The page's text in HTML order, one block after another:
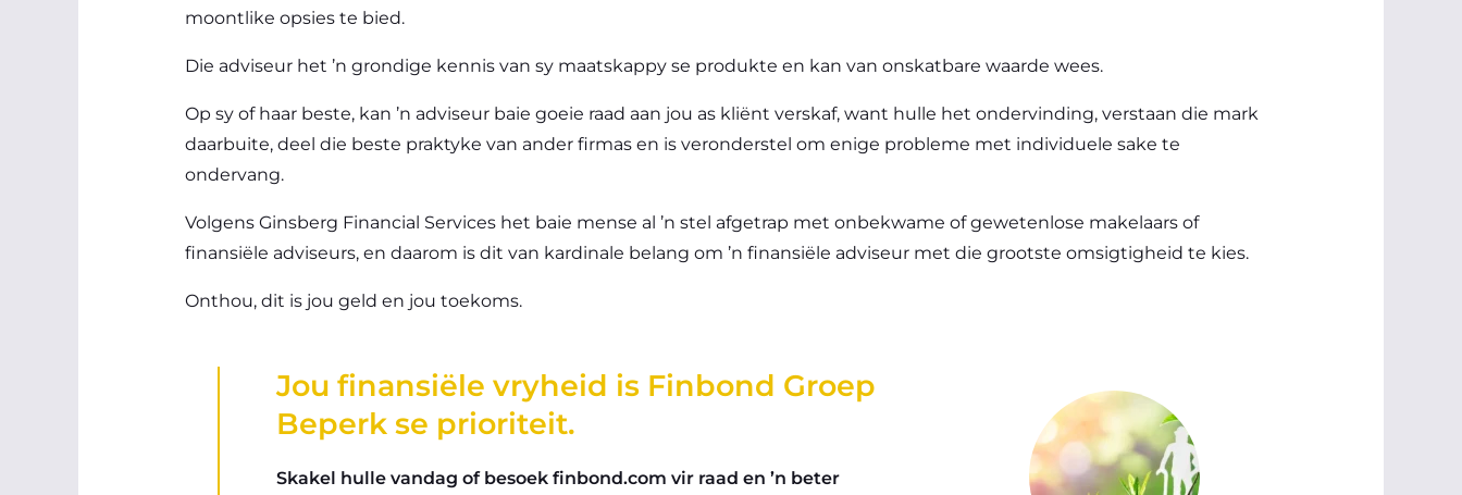
moontlike opsies te bied.
Die adviseur het ’n grondige kennis van sy maatskappy se produkte en kan van onskatbare waarde wees.
Op sy of haar beste, kan ’n adviseur baie goeie raad aan jou as kliënt verskaf, want hulle het ondervinding, verstaan die mark
daarbuite, deel die beste praktyke van ander firmas en is veronderstel om enige probleme met individuele sake te
ondervang.
Volgens Ginsberg Financial Services het baie mense al ’n stel afgetrap met onbekwame of gewetenlose makelaars of
finansiële adviseurs, en daarom is dit van kardinale belang om ’n finansiële adviseur met die grootste omsigtigheid te kies.
Onthou, dit is jou geld en jou toekoms.
Jou finansiële vryheid is Finbond Groep
Beperk se prioriteit.
Skakel hulle vandag of besoek finbond.com vir raad en ’n beter